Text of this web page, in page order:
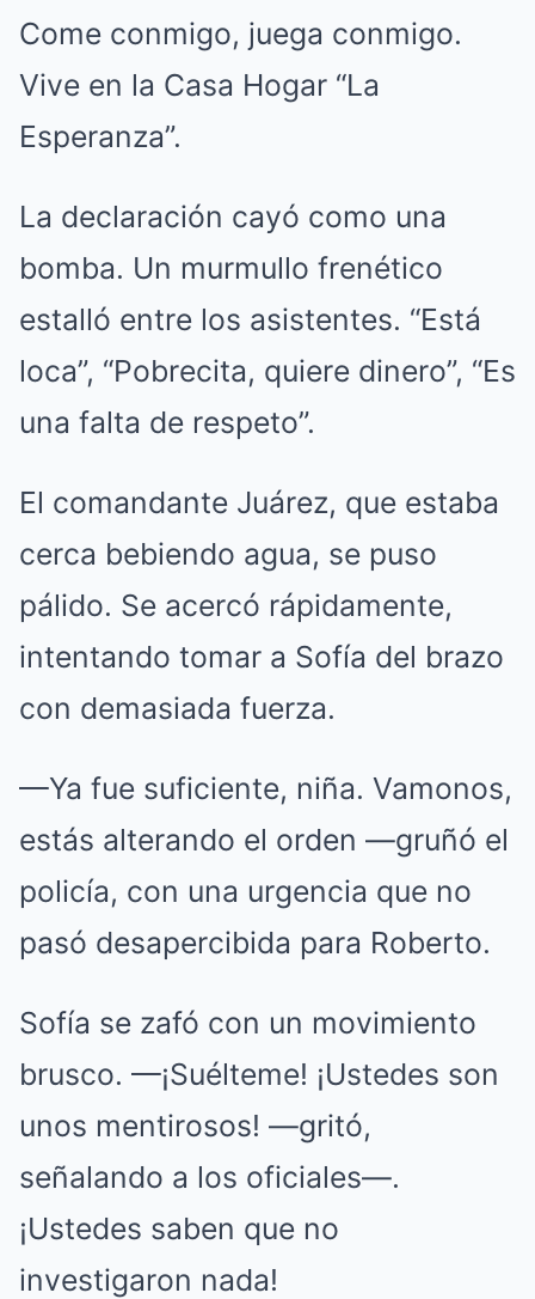
Come conmigo, juega conmigo.
Vive en la Casa Hogar “La
Esperanza”.
La declaración cayó como una
bomba. Un murmullo frenético
estalló entre los asistentes. “Está
loca”, “Pobrecita, quiere dinero”, “Es
una falta de respeto”.
El comandante Juárez, que estaba
cerca bebiendo agua, se puso
pálido. Se acercó rápidamente,
intentando tomar a Sofía del brazo
con demasiada fuerza.
—Ya fue suficiente, niña. Vamonos,
estás alterando el orden —gruñó el
policía, con una urgencia que no
pasó desapercibida para Roberto.
Sofía se zafó con un movimiento
brusco. —¡Suélteme! ¡Ustedes son
unos mentirosos! —gritó,
señalando a los oficiales—.
¡Ustedes saben que no
investigaron nada!